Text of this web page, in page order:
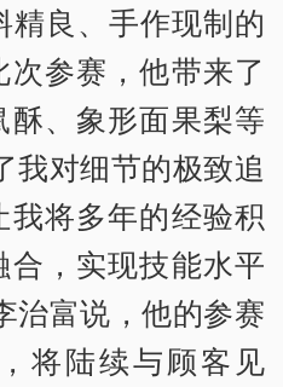
良、手作现制的
参赛，他带来了
、象形面果梨等
我对细节的极致追
将多年的经验积
合，实现技能水平
治富说，他的参赛
将陆续与顾客见